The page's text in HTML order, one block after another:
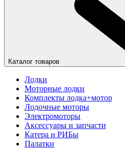
Каталог товаров
Лодки
Моторные лодки
Комплекты лодка+мотор
Лодочные моторы
Электромоторы
Аксессуары и запчасти
Катера и РИБы
Палатки